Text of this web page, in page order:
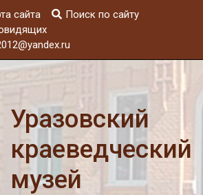
сайта
Поиск по сайту
Уразовский
краеведческий
музей